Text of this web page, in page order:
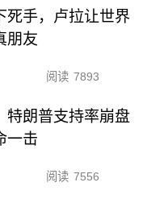
死手，卢拉让世界
朋友
阅读 7893
特朗普支持率崩盘
一击
阅读 7556